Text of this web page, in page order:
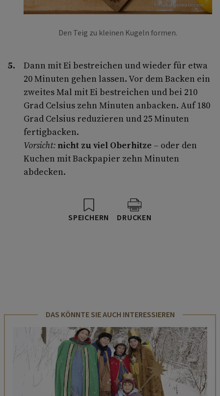
Foto: Katharina Gossow
Den Teig zu kleinen Kugeln formen.
Dann mit Ei bestreichen und wieder für etwa
20 Minuten gehen lassen. Vor dem Backen ein
zweites Mal mit Ei bestreichen und bei 210
Grad Celsius zehn Minuten anbacken. Auf 180
Grad Celsius reduzieren und 25 Minuten
fertigbacken.
Vorsicht: nicht zu viel Oberhitze – oder den
Kuchen mit Backpapier zehn Minuten
abdecken.
SPEICHERN DRUCKEN
DAS KÖNNTE SIE AUCH INTERESSIEREN